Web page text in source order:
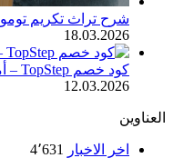
شرح تراث تكريم
18.03.2026
كود خصم TopStep – أموال متواضعة
12.03.2026
العناوين
اخر الاخبار
4٬631